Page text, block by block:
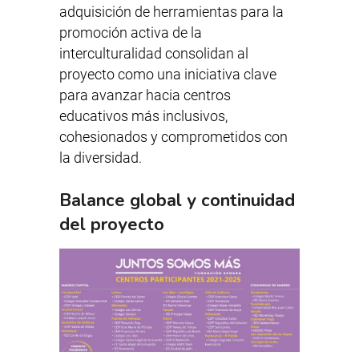
adquisición de herramientas para la
promoción activa de la
interculturalidad consolidan al
proyecto como una iniciativa clave
para avanzar hacia centros
educativos más inclusivos,
cohesionados y comprometidos con
la diversidad.
Balance global y continuidad
del proyecto